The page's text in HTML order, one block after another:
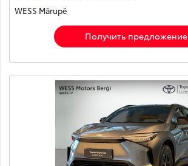
WESS Mārupē
Получить предложение